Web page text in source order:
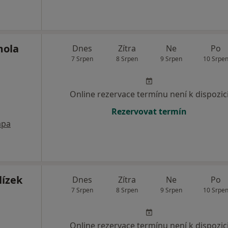
Dnes
7 Srpen
Zítra
8 Srpen
Ne
9 Srpen
Po
10
Online rezervace termínu není k
Rezervovat termín
Dnes
7 Srpen
Zítra
8 Srpen
Ne
9 Srpen
Po
10
Online rezervace termínu není k